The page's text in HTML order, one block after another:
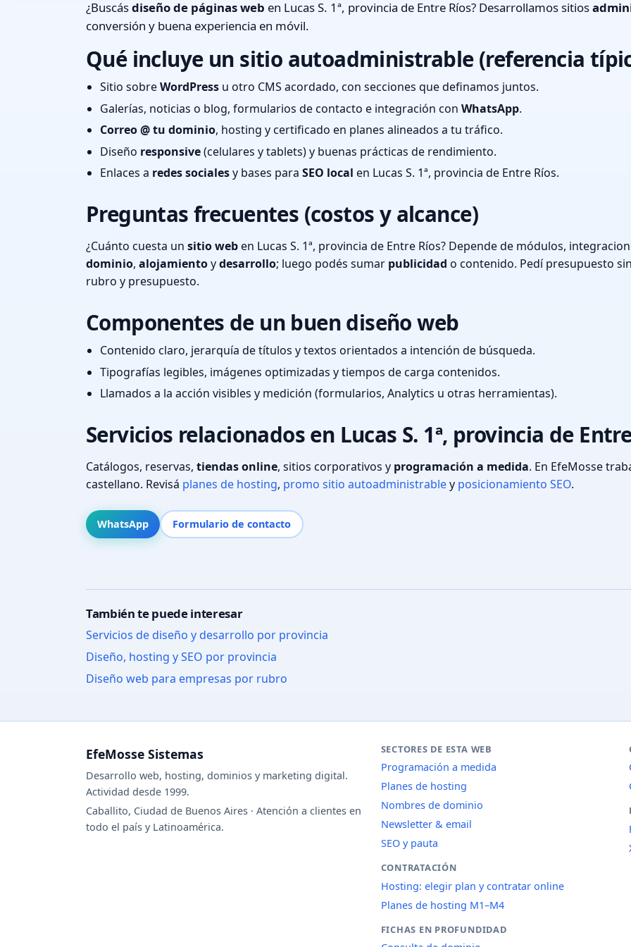
¿Buscásdiseño de páginas web en Lucas S. 1ª, provincia de Entre Ríos? Desarrollamos sitios
conversión y buena experiencia en móvil.
Qué incluye un sitio autoadministrable (referencia
Sitio sobreWordPress u otro CMS acordado, con secciones que definamos juntos.
Galerías, noticias o blog, formularios de contacto e integración con WhatsApp.
Correo @ tu dominio, hosting y certificado en planes alineados a tu tráfico.
Diseño responsive(celulares y tablets) y buenas prácticas de rendimiento.
Enlaces a redes socialesy bases para SEO local en Lucas S. 1ª, provincia de Entre Ríos.
Preguntas frecuentes (costos y alcance)
¿Cuánto cuesta un sitio weben Lucas S. 1ª, provincia de Entre Ríos? Depende de módulos,
dominio, alojamientoydesarrollo; luego podés sumar publicidad o contenido. Pedí presupuesto
rubro y presupuesto.
Componentes de un buen diseño web
Contenido claro, jerarquía de títulos y textos orientados a intención de búsqueda.
Tipografías legibles, imágenes optimizadas y tiempos de carga contenidos.
Llamados a la acción visibles y medición (formularios, Analytics u otras herramientas).
Servicios relacionados en Lucas S. 1ª, provincia de
Catálogos, reservas, tiendas online, sitios corporativos y programación a medida. En EfeMosse
castellano. Revisá planes de hosting, promo sitio autoadministrabley posicionamiento SEO.
WhatsApp Formulario de contacto
También te puede interesar
Servicios de diseño y desarrollo por provincia
Diseño, hosting y SEO por provincia
Diseño web para empresas por rubro
EfeMosse Sistemas
Desarrollo web, hosting, dominios y marketing digital.
Actividad desde 1999.
Caballito, Ciudad de Buenos Aires · Atención a clientes en
todo el país y Latinoamérica.
SECTORES DE ESTA WEB
Programación a medida
Planes de hosting
Nombres de dominio
Newsletter & email
SEO y pauta
CONTRATACIÓN
Hosting: elegir plan y contratar online
Planes de hosting M1–M4
FICHAS EN PROFUNDIDAD